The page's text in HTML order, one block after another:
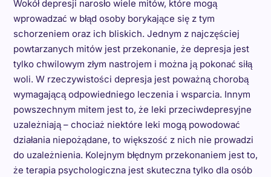
Wokół depresji narosło wiele mitów, które mogą
wprowadzać w błąd osoby borykające się z tym
schorzeniem oraz ich bliskich. Jednym z najczęściej
powtarzanych mitów jest przekonanie, że depresja jest
tylko chwilowym złym nastrojem i można ją pokonać siłą
woli. W rzeczywistości depresja jest poważną chorobą
wymagającą odpowiedniego leczenia i wsparcia. Innym
powszechnym mitem jest to, że leki przeciwdepresyjne
uzależniają – chociaż niektóre leki mogą powodować
działania niepożądane, to większość z nich nie prowadzi
do uzależnienia. Kolejnym błędnym przekonaniem jest to,
że terapia psychologiczna jest skuteczna tylko dla osób